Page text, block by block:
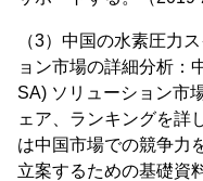
（3）中国の水素圧力
ョン市場の詳細分析：
SA) ソリューション市
ェア、ランキングを詳
は中国市場での競争力
立案するための基礎資